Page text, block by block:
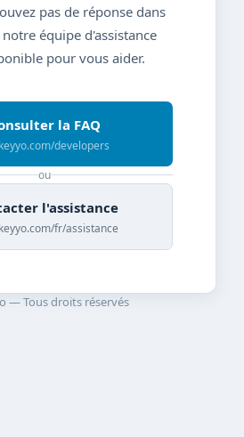
pas de réponse dans
équipe d'assistance
pour vous aider.
la FAQ
developers
ou
l'assistance
fr/assistance
— Tous droits réservés